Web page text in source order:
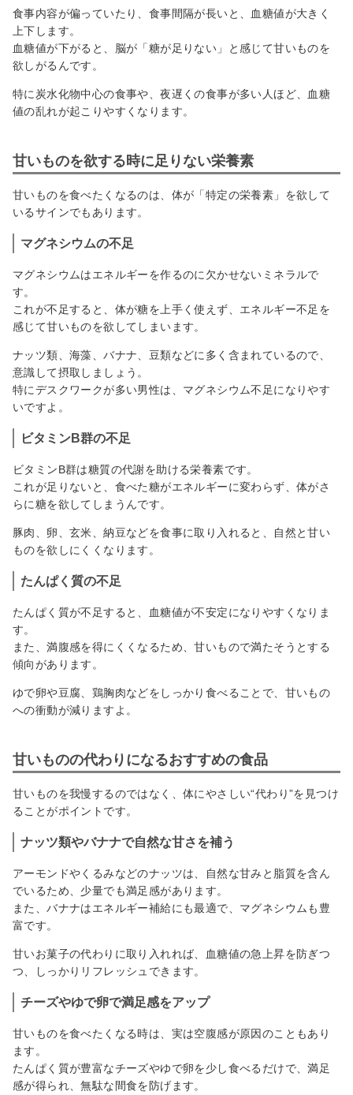
食事内容が偏っていたり、食事間隔が長いと、血糖値が大きく
上下します。
血糖値が下がると、脳が「糖が足りない」と感じて甘いものを
欲しがるんです。
特に炭水化物中心の食事や、夜遅くの食事が多い人ほど、血糖
値の乱れが起こりやすくなります。
甘いものを欲する時に足りない栄養素
甘いものを食べたくなるのは、体が「特定の栄養素」を欲して
いるサインでもあります。
マグネシウムの不足
マグネシウムはエネルギーを作るのに欠かせないミネラルで
す。
これが不足すると、体が糖を上手く使えず、エネルギー不足を
感じて甘いものを欲してしまいます。
ナッツ類、海藻、バナナ、豆類などに多く含まれているので、
意識して摂取しましょう。
特にデスクワークが多い男性は、マグネシウム不足になりやす
いですよ。
ビタミンB群の不足
ビタミンB群は糖質の代謝を助ける栄養素です。
これが足りないと、食べた糖がエネルギーに変わらず、体がさ
らに糖を欲してしまうんです。
豚肉、卵、玄米、納豆などを食事に取り入れると、自然と甘い
ものを欲しにくくなります。
たんぱく質の不足
たんぱく質が不足すると、血糖値が不安定になりやすくなりま
す。
また、満腹感を得にくくなるため、甘いもので満たそうとする
傾向があります。
ゆで卵や豆腐、鶏胸肉などをしっかり食べることで、甘いもの
への衝動が減りますよ。
甘いものの代わりになるおすすめの食品
甘いものを我慢するのではなく、体にやさしい“代わり”を見つけ
ることがポイントです。
ナッツ類やバナナで自然な甘さを補う
アーモンドやくるみなどのナッツは、自然な甘みと脂質を含ん
でいるため、少量でも満足感があります。
また、バナナはエネルギー補給にも最適で、マグネシウムも豊
富です。
甘いお菓子の代わりに取り入れれば、血糖値の急上昇を防ぎつ
つ、しっかりリフレッシュできます。
チーズやゆで卵で満足感をアップ
甘いものを食べたくなる時は、実は空腹感が原因のこともあり
ます。
たんぱく質が豊富なチーズやゆで卵を少し食べるだけで、満足
感が得られ、無駄な間食を防げます。